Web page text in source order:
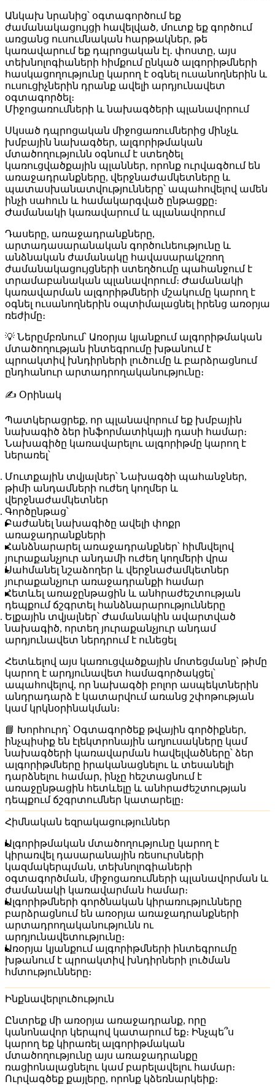
Անկախ նրանից՝ օգտագործում եք
ժամանակացույցի հավելված, մուտք եք գործում
առցանց ուսումնական հարթակներ, թե
կառավարում եք դպրոցական էլ․ փոստը, այս
տեխնոլոգիաների հիմքում ընկած ալգորիթմների
հասկացողությունը կարող է օգնել ուսանողներին և
ուսուցիչներին դրանք ավելի արդյունավետ
օգտագործել։
Միջոցառումների և նախագծերի պլանավորում
Սկսած դպրոցական միջոցառումներից մինչև
խմբային նախագծեր, ալգորիթմական
մտածողությունն օգնում է ստեղծել
կառուցվածքային պլաններ, որոնք ուրվագծում են
առաջադրանքները, վերջնաժամկետները և
պատասխանատվությունները՝ ապահովելով ամեն
ինչի սահուն և համակարգված ընթացքը։
Ժամանակի կառավարում և պլանավորում
Դասերը, առաջադրանքները,
արտադասարանական գործունեությունը և
անձնական ժամանակը հավասարակշռող
ժամանակացույցների ստեղծումը պահանջում է
տրամաբանական պլանավորում։ Ժամանակի
կառավարման ալգորիթմների մշակումը կարող է
օգնել ուսանողներին օպտիմալացնել իրենց առօրյա
ռեժիմը։
💡 Ներըմբռնում՝ Առօրյա կյանքում ալգորիթմական
մտածողության ինտեգրումը խթանում է
պրոակտիվ խնդիրների լուծումը և բարձրացնում
ընդհանուր արտադրողականությունը։
✍️ Օրինակ
Պատկերացրեք, որ պլանավորում եք խմբային
նախագիծ ձեր ինֆորմատիկայի դասի համար։
Նախագիծը կառավարելու ալգորիթմը կարող է
ներառել՝
Մուտքային տվյալներ՝ Նախագծի պահանջներ,
թիմի անդամների ուժեղ կողմեր և
վերջնաժամկետներ
Գործընթաց՝
Բաժանել նախագիծը ավելի փոքր
առաջադրանքների
Հանձնարարել առաջադրանքներ՝ հիմնվելով
յուրաքանչյուր անդամի ուժեղ կողմերի վրա
Սահմանել նշաձողեր և վերջնաժամկետներ
յուրաքանչյուր առաջադրանքի համար
Հետևել առաջընթացին և անհրաժեշտության
դեպքում ճշգրտել հանձնարարությունները
Ելքային տվյալներ՝ Ժամանակին ավարտված
նախագիծ, որտեղ յուրաքանչյուր անդամ
արդյունավետ ներդրում է ունեցել
Հետևելով այս կառուցվածքային մոտեցմանը՝ թիմը
կարող է արդյունավետ համագործակցել՝
ապահովելով, որ նախագծի բոլոր ասպեկտներին
անդրադարձ է կատարվում առանց շփոթության
կամ կրկնօրինակման։
📘 Խորհուրդ՝ Օգտագործեք թվային գործիքներ,
ինչպիսիք են էլեկտրոնային աղյուսակները կամ
նախագծերի կառավարման հավելվածները՝ ձեր
ալգորիթմները իրականացնելու և տեսանելի
դարձնելու համար, ինչը հեշտացնում է
առաջընթացին հետևելը և անհրաժեշտության
դեպքում ճշգրտումներ կատարելը։
Հիմնական եզրակացություններ
Ալգորիթմական մտածողությունը կարող է
կիրառվել դասարանային ռեսուրսների
կազմակերպման, տեխնոլոգիաների
օգտագործման, միջոցառումների պլանավորման և
ժամանակի կառավարման համար։
Ալգորիթմների գործնական կիրառությունները
բարձրացնում են առօրյա առաջադրանքների
արտադրողականությունն ու
արդյունավետությունը։
Առօրյա կյանքում ալգորիթմների ինտեգրումը
խթանում է պրոակտիվ խնդիրների լուծման
հմտությունները։
Ինքնավերլուծություն
Ընտրեք մի առօրյա առաջադրանք, որը
կանոնավոր կերպով կատարում եք։ Ինչպե՞ս
կարող եք կիրառել ալգորիթմական
մտածողությունը այս առաջադրանքը
ռացիոնալացնելու կամ բարելավելու համար։
Ուրվագծեք քայլերը, որոնք կձեռնարկեիք։